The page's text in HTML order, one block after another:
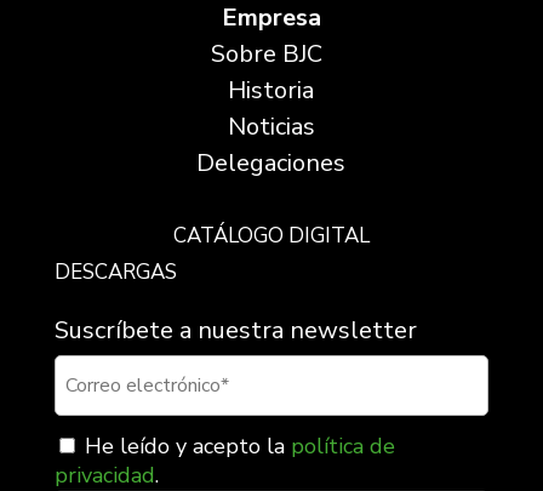
Empresa
Sobre BJC
Historia
Noticias
Delegaciones
CATÁLOGO DIGITAL
DESCARGAS
Suscríbete a nuestra newsletter
He leído y acepto la política de
privacidad.